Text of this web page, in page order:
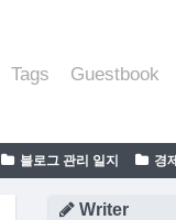
Tags Guestbook
블로그 관리 일지 경제
Writer